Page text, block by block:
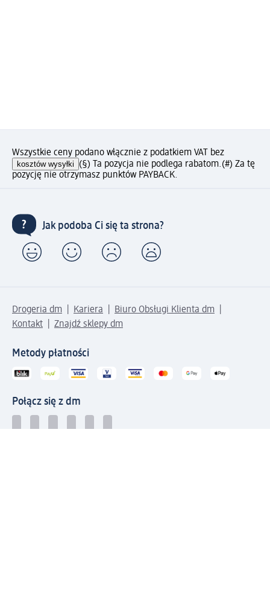
Wszystkie ceny podano włącznie z podatkiem VAT bez
kosztów wysyłki (§) Ta pozycja nie podlega rabatom.(#) Za tę
pozycję nie otrzymasz punktów PAYBACK.
Jak podoba Ci się ta strona?
Drogeria dm Kariera
Biuro Obsługi Klienta dm
Kontakt
Znajdź sklepy dm
Metody płatności
Połącz się z dm